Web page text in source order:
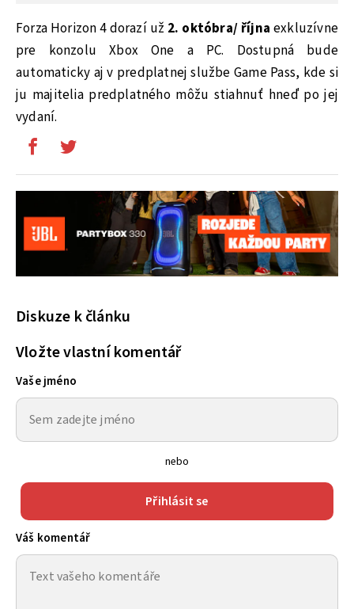
Forza Horizon 4 dorazí už 2. októbra/ října exkluzívne
pre konzolu Xbox One a PC. Dostupná bude
automaticky aj v predplatnej službe Game Pass, kde si
ju majitelia predplatného môžu stiahnuť hneď po jej
vydaní.
Diskuze k článku
Vložte vlastní komentář
Vaše jméno
nebo
Přihlásit se
Váš komentář